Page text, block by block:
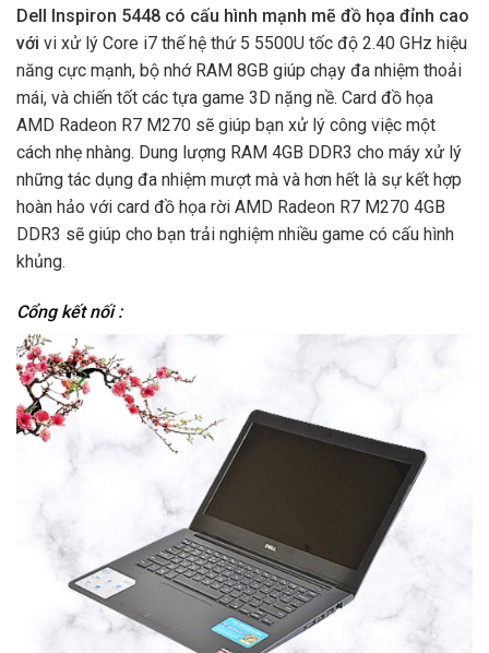
Dell Inspiron 5448 có cấu hình mạnh mẽ đồ họa đỉnh cao
với vi xử lý Core i7 thế hệ thứ 5 5500U tốc độ 2.40 GHz hiệu
năng cực mạnh, bộ nhớ RAM 8GB giúp chạy đa nhiệm thoải
mái, và chiến tốt các tựa game 3D nặng nề. Card đồ họa
AMD Radeon R7 M270 sẽ giúp bạn xử lý công việc một
cách nhẹ nhàng. Dung lượng RAM 4GB DDR3 cho máy xử lý
những tác dụng đa nhiệm mượt mà và hơn hết là sự kết hợp
hoàn hảo với card đồ họa rời AMD Radeon R7 M270 4GB
DDR3 sẽ giúp cho bạn trải nghiệm nhiều game có cấu hình
khủng.
Cổng kết nối :